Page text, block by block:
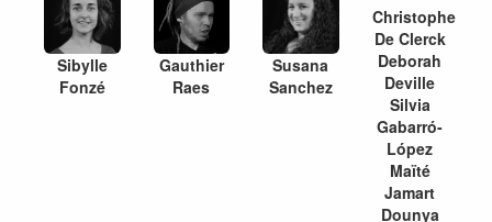
Sibylle
Fonzé
Gauthier
Raes
Susana
Sanchez
Christophe
De Clerck
Deborah
Deville
Silvia
Gabarró-
López
Maïté
Jamart
Dounya